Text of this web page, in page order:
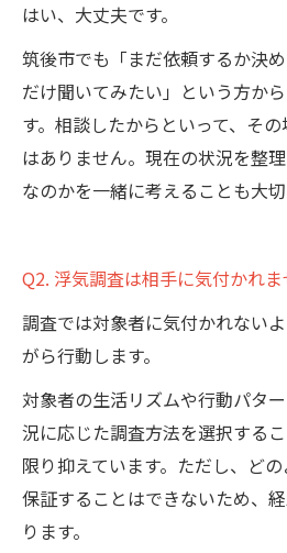
はい、大丈夫です。
筑後市でも「まだ依頼するか決
だけ聞いてみたい」という方か
す。相談したからといって、そ
はありません。現在の状況を整
なのかを一緒に考えることも大切
Q2. 浮気調査は相手に気付かれま
調査では対象者に気付かれない
がら行動します。
対象者の生活リズムや行動パタ
況に応じた調査方法を選択する
限り抑えています。ただし、ど
保証することはできないため、
ります。